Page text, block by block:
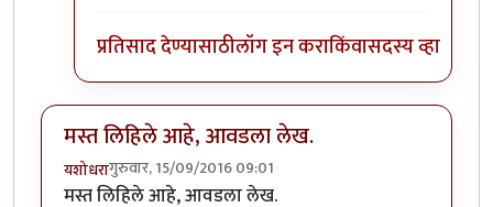
प्रतिसाद देण्यासाठीलॉग इन कराकिंवासदस्य व्हा
मस्त लिहिले आहे, आवडला लेख.
यशोधरागुरुवार, 15/09/2016 09:01
मस्त लिहिले आहे, आवडला लेख.